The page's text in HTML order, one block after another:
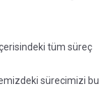
tüm süreç
sürecimizi bu